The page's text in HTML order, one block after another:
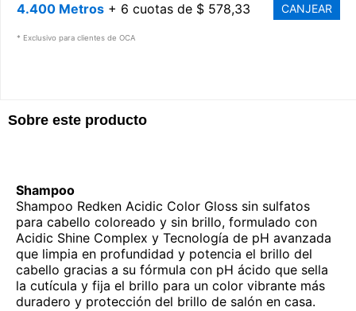
Sobre este producto
Shampoo
Shampoo Redken Acidic Color Gloss sin sulfatos
para cabello coloreado y sin brillo, formulado con
Acidic Shine Complex y Tecnología de pH avanzada
que limpia en profundidad y potencia el brillo del
cabello gracias a su fórmula con pH ácido que sella
la cutícula y fija el brillo para un color vibrante más
duradero y protección del brillo de salón en casa.
4.400 Metros + 6 cuotas de $ 578,33 CANJEAR
* Exclusivo para clientes de OCA